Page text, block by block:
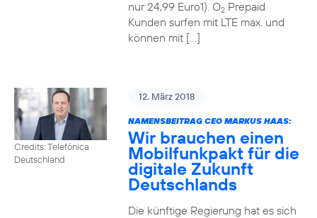
nur 24,99 Euro1). O2Prepaid
Kunden surfen mit LTE max. und
können mit […]
Credits: Telefónica
Deutschland
12. März 2018
NAMENSBEITRAG CEO MARKUS HAAS:
Wir brauchen einen
Mobilfunkpakt für die
digitale Zukunft
Deutschlands
Die künftige Regierung hat es sich